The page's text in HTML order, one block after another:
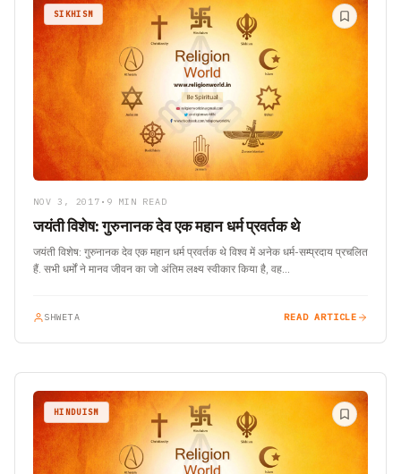
SIKHISM
NOV 3, 2017 • 9 MIN READ
जयंती विशेष: गुरुनानक देव एक महान धर्म प्रवर्तक थे
जयंती विशेष: गुरुनानक देव एक महान धर्म प्रवर्तक थे विश्व में अनेक धर्म-सम्प्रदाय प्रचलित
हैं. सभी धर्मों ने मानव जीवन का जो अंतिम लक्ष्य स्वीकार किया है, वह…
SHWETA READ ARTICLE
HINDUISM